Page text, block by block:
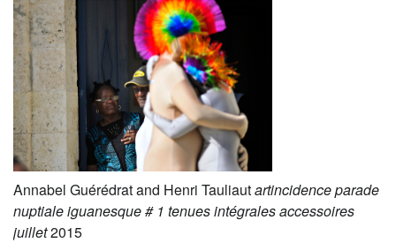
Annabel Guérédrat and Henri Tauliautartincidence parade
nuptiale iguanesque # 1 tenues intégrales accessoires
juillet2015